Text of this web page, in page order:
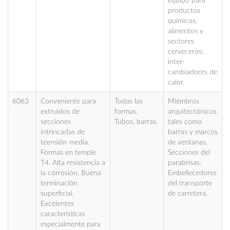
productos
químicos,
alimentos y
sectores
cerveceros;
inter-
cambiadores de
calor.
6063
Conveniente para
extruidos de
secciones
intrincadas de
teensión media.
Formas en temple
T4. Alta resistencia a
la corrosión. Buena
terminación
superficial.
Excelentes
características
especialmente para
Todas las
formas.
Tubos, barras.
Miembros
arquitectónicos
tales como
barras y marcos
de ventanas.
Secciones del
parabrisas.
Embellecedores
del transporte
de carretera.